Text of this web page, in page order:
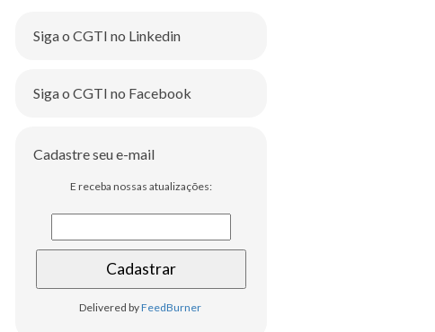
Siga o CGTI no Linkedin
Siga o CGTI no Facebook
Cadastre seu e-mail
E receba nossas atualizações:
Delivered byFeedBurner